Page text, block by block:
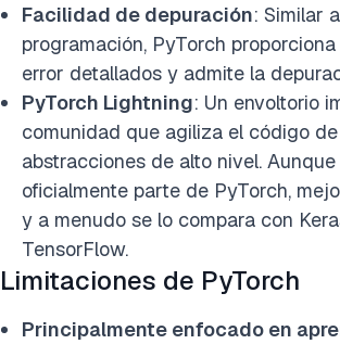
Facilidad de depuración: Similar
programación, PyTorch
error detallados y admite la
PyTorch Lightning: Un envoltorio
comunidad que agiliza el código
abstracciones de alto nivel.
oficialmente parte de PyTorch,
y a menudo se lo compara con
TensorFlow.
Limitaciones de PyTorch
Principalmente enfocado en